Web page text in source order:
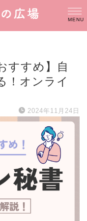
すすめ】自
！オンライ
2024年11月24日